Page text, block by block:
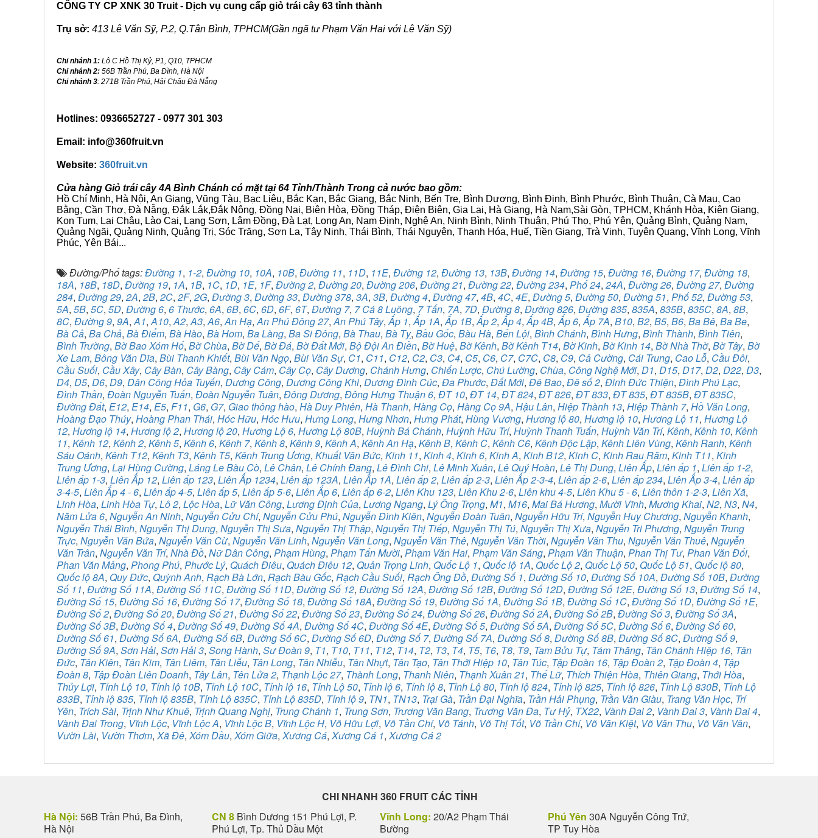
CÔNG TY CP XNK 30 Truit - Dịch vụ cung cấp giỏ trái cây 63 tỉnh thành
Trụ sở: 413 Lê Văn Sỹ, P.2, Q.Tân Bình, TPHCM(Gần ngã tư Phạm Văn Hai với Lê Văn Sỹ)
Chi nhánh 1: Lô C Hồ Thị Kỷ, P1, Q10, TPHCM
Chi nhánh 2: 56B Trần Phú, Ba Đình, Hà Nội
Chi nhánh 3: 271B Trần Phú, Hải Châu Đà Nẵng
Hotlines: 0936652727 - 0977 301 303
Email: info@360fruit.vn
Website: 360fruit.vn
Cửa hàng Giỏ trái cây 4A Bình Chánh có mặt tại 64 Tỉnh/Thành Trong cả nước bao gồm:
Hồ Chí Minh, Hà Nội, An Giang, Vũng Tàu, Bạc Liêu, Bắc Kạn, Bắc Giang, Bắc Ninh, Bến Tre, Bình Dương, Bình Định, Bình Phước, Bình Thuận, Cà Mau, Cao
Bằng, Cần Thơ, Đà Nẵng, Đắk Lắk,Đắk Nông, Đồng Nai, Biên Hòa, Đồng Tháp, Điện Biên, Gia Lai, Hà Giang, Hà Nam,Sài Gòn, TPHCM, Khánh Hòa, Kiên Giang,
Kon Tum, Lai Châu, Lào Cai, Lạng Sơn, Lâm Đồng, Đà Lạt, Long An, Nam Định, Nghệ An, Ninh Bình, Ninh Thuận, Phú Thọ, Phú Yên, Quảng Bình, Quảng Nam,
Quảng Ngãi, Quảng Ninh, Quảng Trị, Sóc Trăng, Sơn La, Tây Ninh, Thái Bình, Thái Nguyên, Thanh Hóa, Huế, Tiền Giang, Trà Vinh, Tuyên Quang, Vĩnh Long, Vĩnh
Phúc, Yên Bái...
Đường/Phố tags:Đường 1, 1-2, Đường 10, 10A, 10B, Đường 11, 11D, 11E, Đường 12, Đường 13, 13B, Đường 14, Đường 15, Đường 16, Đường 17, Đường 18,
18A, 18B, 18D, Đường 19, 1A, 1B, 1C, 1D, 1E, 1F, Đường 2, Đường 20, Đường 206, Đường 21, Đường 22, Đường 234, Phố 24, 24A, Đường 26, Đường 27, Đường
284, Đường 29, 2A, 2B, 2C, 2F, 2G, Đường 3, Đường 33, Đường 378, 3A, 3B, Đường 4, Đường 47, 4B, 4C, 4E, Đường 5, Đường 50, Đường 51, Phố 52, Đường 53,
5A, 5B, 5C, 5D, Đường 6, 6 Thước, 6A, 6B, 6C, 6D, 6F, 6T, Đường 7, 7 Cá 8 Luông, 7 Tấn, 7A, 7D, Đường 8, Đường 826, Đường 835, 835A, 835B, 835C, 8A, 8B,
8C, Đường 9, 9A,A1,A10,A2,A3,A6,An Hạ,An Phú Đông 27,An Phú Tây,Ấp 1,Ấp 1A,Ấp 1B,Ấp 2,Ấp 4,Ấp 4B,Ấp 6,Ấp 7A, B10, B2, B5, B6, Ba Bê, Ba Be,
Bà Cả, Ba Chả, Bà Điểm, Bà Hào, Bà Hom, Ba Làng, Ba Si Đông, Bà Thau, Bà Tỵ, Bầu Gốc, Bàu Hà, Bến Lội, Bình Chánh, Bình Hưng, Bình Thành, Bình Tiên,
Bình Trường, Bờ Bao Xóm Hố, Bờ Chùa, Bờ Dế, Bờ Đá, Bờ Đất Mới, Bộ Đội An Điền, Bờ Huệ, Bờ Kênh, Bờ Kênh T14, Bờ Kinh, Bờ Kinh 14, Bờ Nhà Thờ, Bờ Tây, Bờ
Xe Lam, Bông Văn Dĩa, Bùi Thanh Khiết, Bùi Văn Ngọ, Bùi Văn Sự, C1, C11, C12, C2, C3, C4, C5, C6, C7, C7C, C8, C9, Cả Cường, Cái Trung, Cao Lỗ, Cầu Đôi,
Cầu Suối, Cầu Xây, Cây Bàn, Cây Bàng, Cây Cám, Cây Cọ, Cây Dương, Chánh Hưng, Chiến Lược, Chú Lường, Chùa, Công Nghệ Mới, D1, D15, D17, D2, D22, D3,
D4, D5, D6, D9, Dân Công Hỏa Tuyến, Dương Công, Dương Công Khi, Dương Đình Cúc, Đa Phước, Đất Mới, Đê Bao, Đê số 2, Đinh Đức Thiện, Đình Phú Lạc,
Đình Thần, Đoàn Nguyễn Tuấn, Đoàn Nguyễn Tuân, Đông Dương, Đông Hưng Thuận 6, ĐT 10, ĐT 14, ĐT 824, ĐT 826, ĐT 833, ĐT 835, ĐT 835B, ĐT 835C,
Đường Đất, E12, E14, E5, F11, G6, G7, Giao thông hào, Hà Duy Phiên, Hà Thanh, Hàng Cọ, Hàng Cọ 9A, Hậu Lân, Hiệp Thành 13, Hiệp Thành 7, Hồ Văn Long,
Hoàng Đạo Thúy, Hoàng Phan Thái, Hóc Hữu, Hóc Hưu, Hưng Long, Hưng Nhơn, Hưng Phát, Hùng Vương, Hương lộ 80, Hương lộ 10, Hương Lộ 11, Hương Lộ
12, Hương lộ 14, Hương lộ 2, Hương lộ 20, Hương Lộ 6, Hương Lộ 80B, Huỳnh Bá Chánh, Huỳnh Hữu Trí, Huỳnh Thanh Tuấn, Huỳnh Văn Trí, Kênh, Kênh 10, Kênh
11, Kênh 12, Kênh 2, Kênh 5, Kênh 6, Kênh 7, Kênh 8, Kênh 9, Kênh A, Kênh An Hạ, Kênh B, Kênh C, Kênh C6, Kênh Độc Lập, Kênh Liên Vùng, Kênh Ranh, Kênh
Sáu Oánh, Kênh T12, Kênh T3, Kênh T5, Kênh Trung Ương, Khuất Văn Bức, Kinh 11, Kinh 4, Kinh 6, Kinh A, Kinh B12, Kinh C, Kinh Rau Răm, Kinh T11, Kinh
Trung Ương, Lại Hùng Cường, Láng Le Bàu Cò, Lê Chân, Lê Chính Đang, Lê Đình Chi, Lê Minh Xuân, Lê Quý Hoàn, Lê Thị Dung, Liên Ấp, Liên ấp 1, Liên ấp 1-2,
Liên ấp 1-3, Liên Ấp 12, Liên ấp 123, Liên Ấp 1234, Liên ấp 123A, Liên Ấp 1A, Liên ấp 2, Liên ấp 2-3, Liên Ấp 2-3-4, Liên ấp 2-6, Liên ấp 234, Liên Ấp 3-4, Liên ấp
3-4-5, Liên Ấp 4 - 6, Liên ấp 4-5, Liên ấp 5, Liên ấp 5-6, Liên Ấp 6, Liên ấp 6-2, Liên Khu 123, Liên Khu 2-6, Liên khu 4-5, Liên Khu 5 - 6, Liên thôn 1-2-3, Liên Xã,
Linh Hòa, Linh Hòa Tự, Lô 2, Lộc Hòa, Lữ Văn Công, Lương Định Của, Lương Ngang, Lý Ông Trọng, M1, M16, Mai Bá Hương, Mười Vĩnh, Mương Khai, N2, N3, N4,
Năm Lửa 6, Nguyễn An Ninh, Nguyễn Cửu Chí, Nguyễn Cửu Phú, Nguyễn Đình Kiên, Nguyễn Đoàn Tuân, Nguyễn Hữu Trí, Nguyễn Huy Chương, Nguyễn Khanh,
Nguyễn Thái Bình, Nguyễn Thị Dung, Nguyễn Thị Sưa, Nguyễn Thị Thập, Nguyễn Thị Tiếp, Nguyễn Thị Tú, Nguyễn Thị Xưa, Nguyễn Tri Phương, Nguyễn Trung
Trực, Nguyễn Văn Bứa, Nguyễn Văn Cừ, Nguyễn Văn Linh, Nguyễn Văn Long, Nguyễn Văn Thê, Nguyễn Văn Thời, Nguyễn Văn Thu, Nguyễn Văn Thuê, Nguyễn
Văn Trân, Nguyễn Văn Trí, Nhà Đồ, Nữ Dân Công, Phạm Hùng, Phạm Tấn Mười, Phạm Văn Hai, Phạm Văn Sáng, Phạm Văn Thuận, Phan Thị Tư, Phan Văn Đối,
Phan Văn Mảng, Phong Phú, Phước Lý, Quách Điêu, Quách Điêu 12, Quản Trọng Linh, Quốc Lộ 1, Quốc lộ 1A, Quốc Lộ 2, Quốc Lộ 50, Quốc Lộ 51, Quốc lộ 80,
Quốc lộ 8A, Quy Đức, Quỳnh Anh, Rạch Bà Lớn, Rạch Bàu Gốc, Rạch Cầu Suối, Rạch Ông Đồ, Đường Số 1, Đường Số 10, Đường Số 10A, Đường Số 10B, Đường
Số 11, Đường Số 11A, Đường Số 11C, Đường Số 11D, Đường Số 12, Đường Số 12A, Đường Số 12B, Đường Số 12D, Đường Số 12E, Đường Số 13, Đường Số 14,
Đường Số 15, Đường Số 16, Đường Số 17, Đường Số 18, Đường Số 18A, Đường Số 19, Đường Số 1A, Đường Số 1B, Đường Số 1C, Đường Số 1D, Đường Số 1E,
Đường Số 2, Đường Số 20, Đường Số 21, Đường Số 22, Đường Số 23, Đường Số 24, Đường Số 26, Đường Số 2A, Đường Số 2B, Đường Số 3, Đường Số 3A,
Đường Số 3B, Đường Số 4, Đường Số 49, Đường Số 4A, Đường Số 4C, Đường Số 4E, Đường Số 5, Đường Số 5A, Đường Số 5C, Đường Số 6, Đường Số 60,
Đường Số 61, Đường Số 6A, Đường Số 6B, Đường Số 6C, Đường Số 6D, Đường Số 7, Đường Số 7A, Đường Số 8, Đường Số 8B, Đường Số 8C, Đường Số 9,
Đường Số 9A, Sơn Hải, Sơn Hải 3, Song Hành, Sư Đoàn 9, T1, T10, T11, T12, T14, T2, T3, T4, T5, T6, T8, T9, Tam Bửu Tự, Tám Thăng, Tân Chánh Hiệp 16, Tân
Đức, Tân Kiên, Tân Kim, Tân Liêm, Tân Liễu, Tân Long, Tân Nhiễu, Tân Nhựt, Tân Tạo, Tân Thới Hiệp 10, Tân Túc, Tập Đoàn 16, Tập Đoàn 2, Tập Đoàn 4, Tập
Đoàn 8, Tập Đoàn Liên Doanh, Tây Lân, Tên Lửa 2, Thạnh Lộc 27, Thành Long, Thanh Niên, Thạnh Xuân 21, Thế Lữ, Thích Thiện Hòa, Thiên Giang, Thới Hòa,
Thủy Lợi, Tỉnh Lộ 10, Tỉnh lộ 10B, Tỉnh Lộ 10C, Tỉnh lộ 16, Tỉnh Lộ 50, Tỉnh lộ 6, Tỉnh lộ 8, Tỉnh Lộ 80, Tỉnh lộ 824, Tỉnh lộ 825, Tỉnh lộ 826, Tỉnh Lộ 830B, Tỉnh Lộ
833B, Tỉnh lộ 835, Tỉnh lộ 835B, Tỉnh Lộ 835C, Tỉnh Lộ 835D, Tỉnh lộ 9, TN1, TN13, Trại Gà, Trần Đại Nghĩa, Trần Hải Phụng, Trần Văn Giàu, Trang Văn Học, Trí
Yên, Trích Sài, Trịnh Như Khuê, Trịnh Quang Nghị, Trung Chánh 1, Trung Sơn, Trương Văn Bang, Trương Văn Đa, Tư Hỷ, TX22, Vành Đai 2, Vành Đai 3, Vành Đai 4,
Vành Đai Trong, Vĩnh Lộc, Vĩnh Lộc A, Vĩnh Lộc B, Vĩnh Lộc H, Võ Hữu Lợi, Võ Tần Chí, Võ Tánh, Võ Thị Tốt, Võ Trần Chí, Võ Văn Kiệt, Võ Văn Thu, Võ Văn Vân,
Vườn Lài, Vườn Thơm,Xã Đê,Xóm Dầu,Xóm Giữa,Xương Cá,Xương Cá 1,Xương Cá 2
CHI NHANH 360 FRUIT CÁC TỈNH
Hà Nội: 56B Trần Phú, Ba Đình,
Hà Nội
CN 8 Bình Dương 151 Phú Lợi, P.
Phú Lợi, Tp. Thủ Dầu Một
Vĩnh Long: 20/A2 Phạm Thái
Bường
Phú Yên 30A Nguyễn Công Trứ,
TP Tuy Hòa